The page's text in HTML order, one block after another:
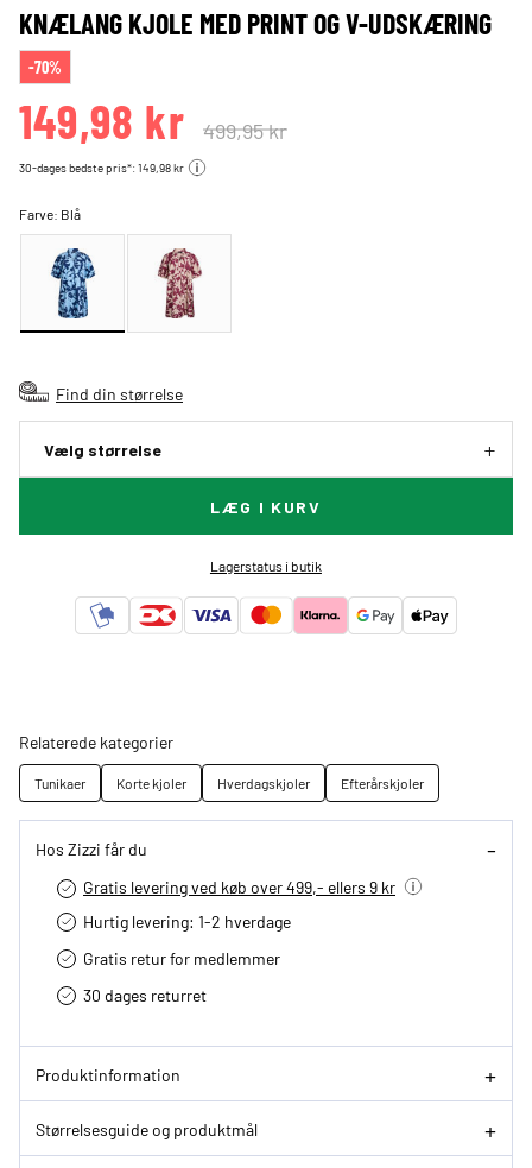
KNÆLANG KJOLE MED PRINT OG V-UDSKÆRING
-70%
149,98 kr 499,95 kr
30-dages bedste pris*: 149,98 kr
Farve: Blå
Find din størrelse
Vælg størrelse
LÆG I KURV
Lagerstatus i butik
Relaterede kategorier
Tunikaer Korte kjoler Hverdagskjoler Efterårskjoler
Hos Zizzi får du
Gratis levering ved køb over 499,- ellers 9 kr
Hurtig levering­: 1-2 hverdage
Gratis retur for medlemmer
30 dages returret
Produktinformation
Størrelsesguide og produktmål